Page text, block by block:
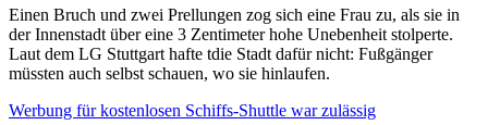
Einen Bruch und zwei Prellungen zog sich eine Frau zu, als sie in
der Innenstadt über eine 3 Zentimeter hohe Unebenheit stolperte.
Laut dem LG Stuttgart hafte tdie Stadt dafür nicht: Fußgänger
müssten auch selbst schauen, wo sie hinlaufen.
Werbung für kostenlosen Schiffs-Shuttle war zulässig